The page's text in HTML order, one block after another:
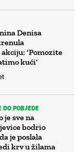
Denisa
‘Pomozite
kući’
POBJEDE
je sve na
bodrio
je poslala
krv u žilama